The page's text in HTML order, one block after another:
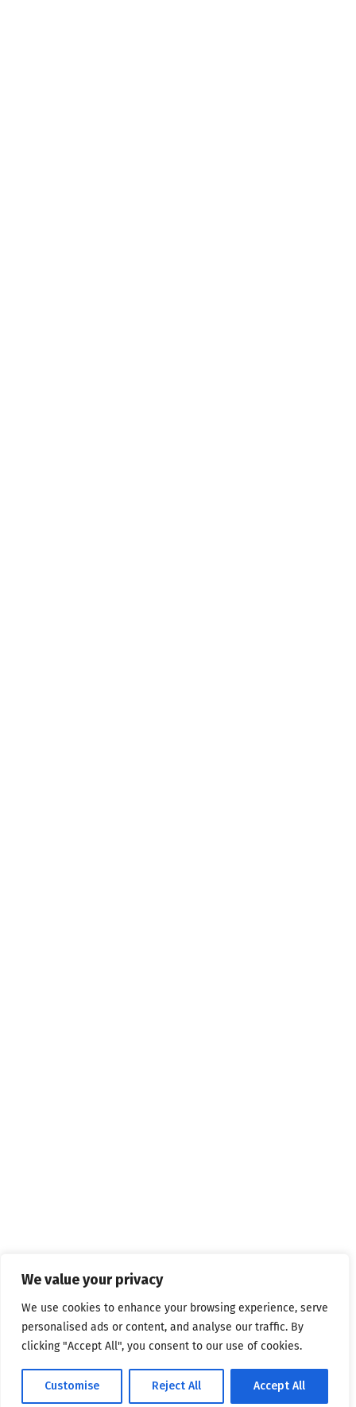
We value your privacy
We use cookies to enhance your browsing experience, serve
personalised ads or content, and analyse our traffic. By
clicking "Accept All", you consent to our use of cookies.
Customise Reject All Accept All